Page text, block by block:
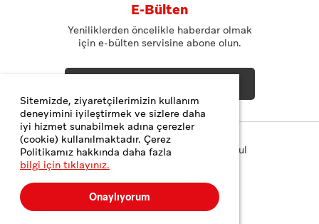
Sitemizde, ziyaretçilerimizin kullanım
deneyimini iyileştirmek ve sizlere daha
iyi hizmet sunabilmek adına çerezler
(cookie) kullanılmaktadır. Çerez
Politikamız hakkında daha fazla
bilgi için tıklayınız.
Onaylıyorum
E-Bülten
Yeniliklerden öncelikle haberdar olmak
için e-bülten servisine abone olun.
Copyright© 2023 Teknopark İstanbul
Gizlilik ve Çerez Politikası
Kişisel Verilerin Korunması
Web Tasarım
MediaClick